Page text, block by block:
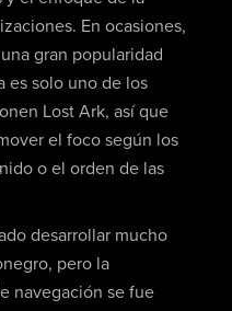
En ocasiones,
gran popularidad
es solo uno de los
Lost Ark, así que
el foco según los
o el orden de las
desarrollar mucho
pero la
navegación se fue